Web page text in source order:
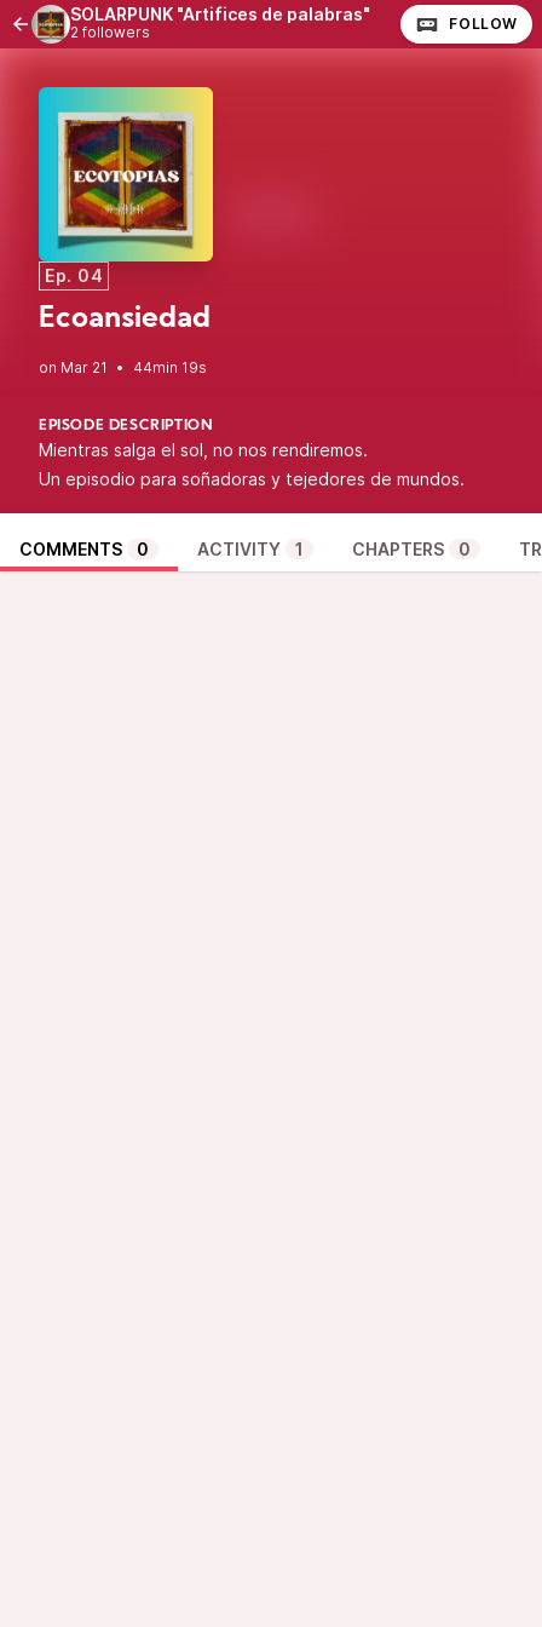
SOLARPUNK "Artifices de palabras"
2 followers FOLLOW
Ep. 04
Ecoansiedad
• 44min 19s
EPISODE DESCRIPTION
Mientras salga el sol, no nos rendiremos.
Un episodio para soñadoras y tejedores de mundos.
COMMENTS 0 ACTIVITY 1 CHAPTERS 0